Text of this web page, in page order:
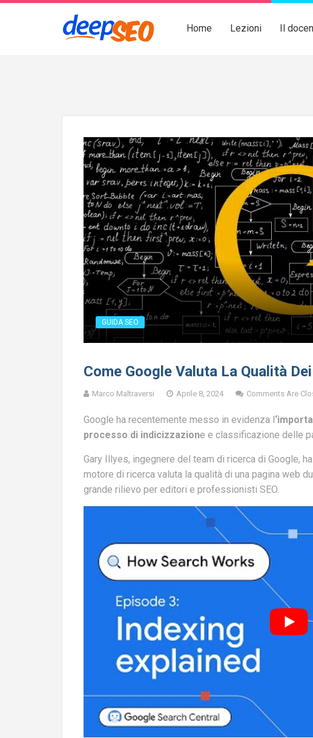
Home Lezioni Il
GUIDA SEO
Come Google Valuta La Qualità
Marco Maltraversi Aprile 8, 2024 Comments Are
Google ha recentemente messo in evidenza l
processo di indicizzazione e classificazione delle
Gary Illyes, ingegnere del team di ricerca di Google,
motore di ricerca valuta la qualità di una pagina web
grande rilievo per editori e professionisti SEO.